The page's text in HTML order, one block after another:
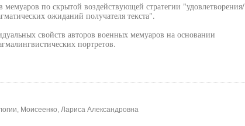
мемуаров по скрытой воздействующей стратегии "удовлетворения/
ожиданий получателя текста".
свойств авторов военных мемуаров на основании
портретов.
Моисеенко, Лариса Александровна